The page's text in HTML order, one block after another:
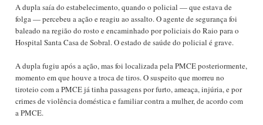
A dupla saía do estabelecimento, quando o policial — que estava de
folga — percebeu a ação e reagiu ao assalto. O agente de segurança foi
baleado na região do rosto e encaminhado por policiais do Raio para o
Hospital Santa Casa de Sobral. O estado de saúde do policial é grave.
A dupla fugiu após a ação, mas foi localizada pela PMCE posteriormente,
momento em que houve a troca de tiros. O suspeito que morreu no
tiroteio com a PMCE já tinha passagens por furto, ameaça, injúria, e por
crimes de violência doméstica e familiar contra a mulher, de acordo com
a PMCE.